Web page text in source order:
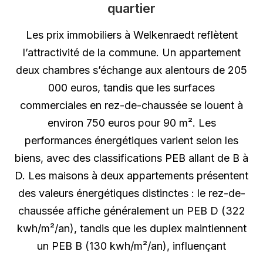
quartier
Les prix immobiliers à Welkenraedt reflètent
l’attractivité de la commune. Un appartement
deux chambres s’échange aux alentours de 205
000 euros, tandis que les surfaces
commerciales en rez-de-chaussée se louent à
environ 750 euros pour 90 m². Les
performances énergétiques varient selon les
biens, avec des classifications PEB allant de B à
D. Les maisons à deux appartements présentent
des valeurs énergétiques distinctes : le rez-de-
chaussée affiche généralement un PEB D (322
kwh/m²/an), tandis que les duplex maintiennent
un PEB B (130 kwh/m²/an), influençant